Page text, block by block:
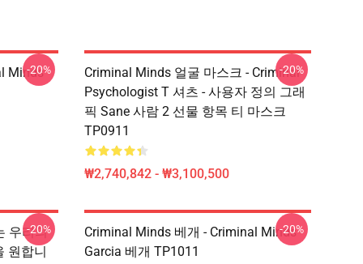
Minds
-20%
Criminal Minds 얼굴 마스크 - Criminal
Psychologist T 셔츠 - 사용자 정의 그래
픽 Sane 사람 2 선물 항목 티 마스크
TP0911
₩2,740,842 - ₩3,100,500
-20%
우리의
원합니
-20%
Criminal Minds 베개 - Criminal Minds -
Garcia 베개 TP1011
-20%